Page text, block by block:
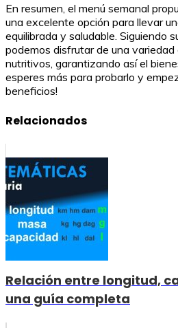
En resumen, el menú semanal
una excelente opción para llevar
equilibrada y saludable. Siguiendo
podemos disfrutar de una
nutritivos, garantizando así el
esperes más para probarlo y
beneficios!
Relacionados
Relación entre longitud,
una guía completa